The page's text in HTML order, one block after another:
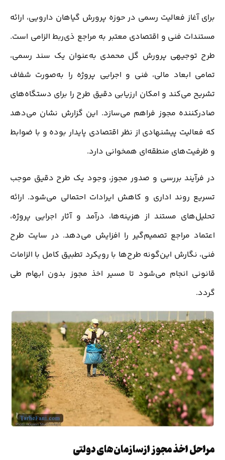
برای آغاز فعالیت رسمی در حوزه پرورش گیاهان دارویی، ارائه
مستندات فنی و اقتصادی معتبر به مراجع ذی‌ربط الزامی است.
طرح توجیهی پرورش گل محمدی به‌عنوان یک سند رسمی،
تمامی ابعاد مالی، فنی و اجرایی پروژه را به‌صورت شفاف
تشریح می‌کند و امکان ارزیابی دقیق طرح را برای دستگاه‌های
صادرکننده مجوز فراهم می‌سازد. این گزارش نشان می‌دهد
که فعالیت پیشنهادی از نظر اقتصادی پایدار بوده و با ضوابط
و ظرفیت‌های منطقه‌ای همخوانی دارد.
در فرآیند بررسی و صدور مجوز، وجود یک طرح دقیق موجب
تسریع روند اداری و کاهش ایرادات احتمالی می‌شود. ارائه
تحلیل‌های مستند از هزینه‌ها، درآمد و آثار اجرایی پروژه،
اعتماد مراجع تصمیم‌گیر را افزایش می‌دهد. در سایت طرح
فنی، نگارش این‌گونه طرح‌ها با رویکرد تطبیق کامل با الزامات
قانونی انجام می‌شود تا مسیر اخذ مجوز بدون ابهام طی
گردد.
مراحل اخذ مجوز ازسازمان‌های دولتی